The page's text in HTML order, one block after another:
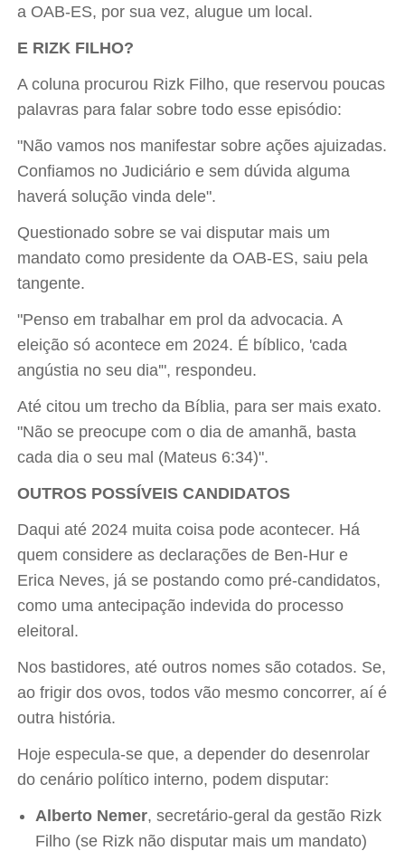
a OAB-ES, por sua vez, alugue um local.
E RIZK FILHO?
A coluna procurou Rizk Filho, que reservou poucas
palavras para falar sobre todo esse episódio:
"Não vamos nos manifestar sobre ações ajuizadas.
Confiamos no Judiciário e sem dúvida alguma
haverá solução vinda dele".
Questionado sobre se vai disputar mais um
mandato como presidente da OAB-ES, saiu pela
tangente.
"Penso em trabalhar em prol da advocacia. A
eleição só acontece em 2024. É bíblico, 'cada
angústia no seu dia'", respondeu.
Até citou um trecho da Bíblia, para ser mais exato.
"Não se preocupe com o dia de amanhã, basta
cada dia o seu mal (Mateus 6:34)".
OUTROS POSSÍVEIS CANDIDATOS
Daqui até 2024 muita coisa pode acontecer. Há
quem considere as declarações de Ben-Hur e
Erica Neves, já se postando como pré-candidatos,
como uma antecipação indevida do processo
eleitoral.
Nos bastidores, até outros nomes são cotados. Se,
ao frigir dos ovos, todos vão mesmo concorrer, aí é
outra história.
Hoje especula-se que, a depender do desenrolar
do cenário político interno, podem disputar:
Alberto Nemer, secretário-geral da gestão Rizk
Filho (se Rizk não disputar mais um mandato)